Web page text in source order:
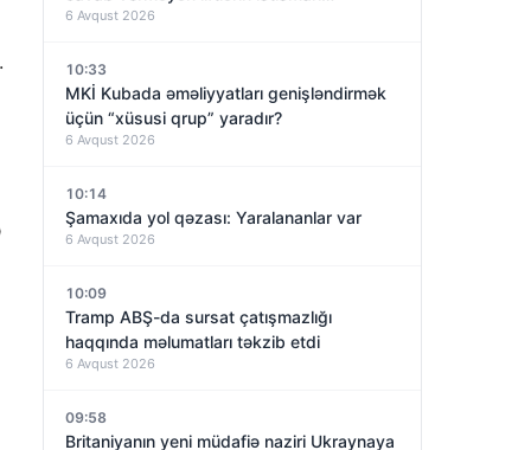
dayandırıldı – VİDEO
6 Avqust 2026
10:33
MKİ Kubada əməliyyatları genişləndirmək
üçün “xüsusi qrup” yaradır?
6 Avqust 2026
10:14
Şamaxıda yol qəzası: Yaralananlar var
6 Avqust 2026
10:09
Tramp ABŞ-da sursat çatışmazlığı
haqqında məlumatları təkzib etdi
6 Avqust 2026
09:58
Britaniyanın yeni müdafiə naziri Ukraynaya